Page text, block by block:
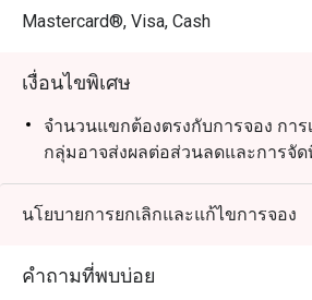
Mastercard®, Visa, Cash
เงื่อนไขพิเศษ
จำนวนแขกต้องตรงกับการจอง กา
กลุ่มอาจส่งผลต่อส่วนลดและการจัด
นโยบายการยกเลิกและแก้ไขการจอง
คำถามที่พบบ่อย